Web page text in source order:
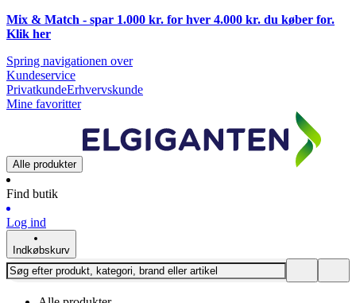
Mix & Match - spar 1.000 kr. for hver 4.000 kr. du køber for.
Klik her
Spring navigationen over
Kundeservice
PrivatkundeErhvervskunde
Mine favoritter
Alle produkter
Find butik
Log ind
Indkøbskurv